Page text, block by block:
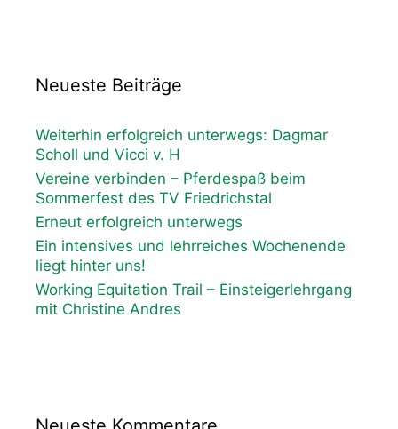
Neueste Beiträge
Weiterhin erfolgreich unterwegs: Dagmar
Scholl und Vicci v. H
Vereine verbinden – Pferdespaß beim
Sommerfest des TV Friedrichstal
Erneut erfolgreich unterwegs
Ein intensives und lehrreiches Wochenende
liegt hinter uns!
Working Equitation Trail – Einsteigerlehrgang
mit Christine Andres